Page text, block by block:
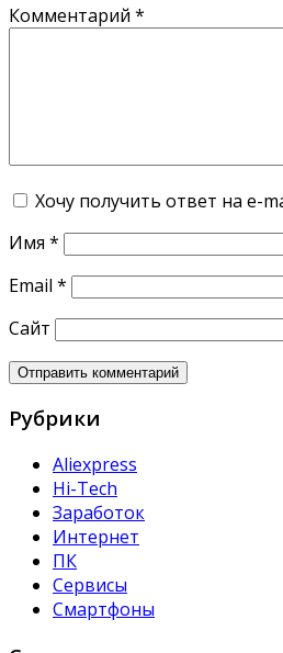
Комментарий *
Хочу получить ответ на e-
Имя *
Email *
Сайт
Рубрики
Aliexpress
Hi-Tech
Заработок
Интернет
ПК
Сервисы
Смартфоны